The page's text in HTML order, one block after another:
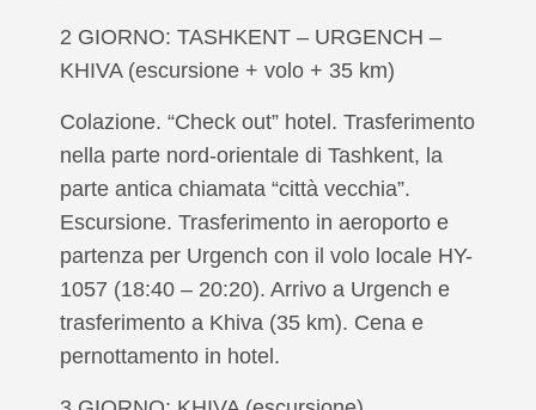
2 GIORNO: TASHKENT – URGENCH –
KHIVA (escursione + volo + 35 km)
Colazione. “Check out” hotel. Trasferimento
nella parte nord-orientale di Tashkent, la
parte antica chiamata “città vecchia”.
Escursione. Trasferimento in aeroporto e
partenza per Urgench con il volo locale HY-
1057 (18:40 – 20:20). Arrivo a Urgench e
trasferimento a Khiva (35 km). Cena e
pernottamento in hotel.